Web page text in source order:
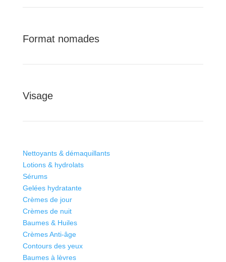
Format nomades
Visage
Nettoyants & démaquillants
Lotions & hydrolats
Sérums
Gelées hydratante
Crèmes de jour
Crèmes de nuit
Baumes & Huiles
Crèmes Anti-âge
Contours des yeux
Baumes à lèvres